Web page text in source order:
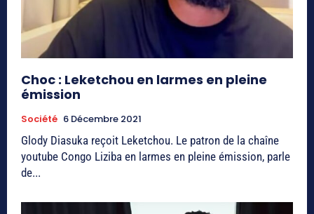
Choc : Leketchou en larmes en pleine
émission
Société 6 Décembre 2021
Glody Diasuka reçoit Leketchou. Le patron de la chaîne
youtube Congo Liziba en larmes en pleine émission, parle
de...